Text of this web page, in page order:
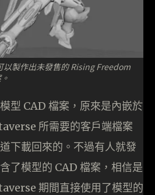
以製作出未發售的 Rising Freedom
型 CAD 檔案，原來是內嵌於
所需要的客戶端檔案
下載回來的。不過有人就發
了模型的 CAD 檔案，相信是
期間直接使用了模型的